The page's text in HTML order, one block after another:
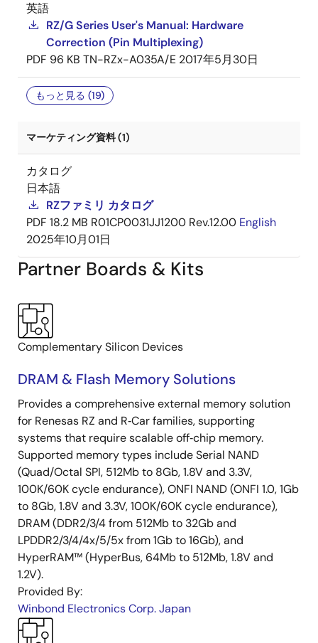
英語
RZ/G Series User's Manual: Hardware
Correction (Pin Multiplexing)
PDF 96 KB TN-RZx-A035A/E 2017年5月30日
もっと見る (19)
マーケティング資料 (1)
カタログ
日本語
RZファミリ カタログ
PDF 18.2 MB R01CP0031JJ1200 Rev.12.00 English
2025年10月01日
Partner Boards & Kits
Complementary Silicon Devices
DRAM & Flash Memory Solutions
Provides a comprehensive external memory solution
for Renesas RZ and R‑Car families, supporting
systems that require scalable off‑chip memory.
Supported memory types include Serial NAND
(Quad/Octal SPI, 512Mb to 8Gb, 1.8V and 3.3V,
100K/60K cycle endurance), ONFI NAND (ONFI 1.0, 1Gb
to 8Gb, 1.8V and 3.3V, 100K/60K cycle endurance),
DRAM (DDR2/3/4 from 512Mb to 32Gb and
LPDDR2/3/4/4x/5/5x from 1Gb to 16Gb), and
HyperRAM™ (HyperBus, 64Mb to 512Mb, 1.8V and
1.2V).
Provided By:
Winbond Electronics Corp. Japan